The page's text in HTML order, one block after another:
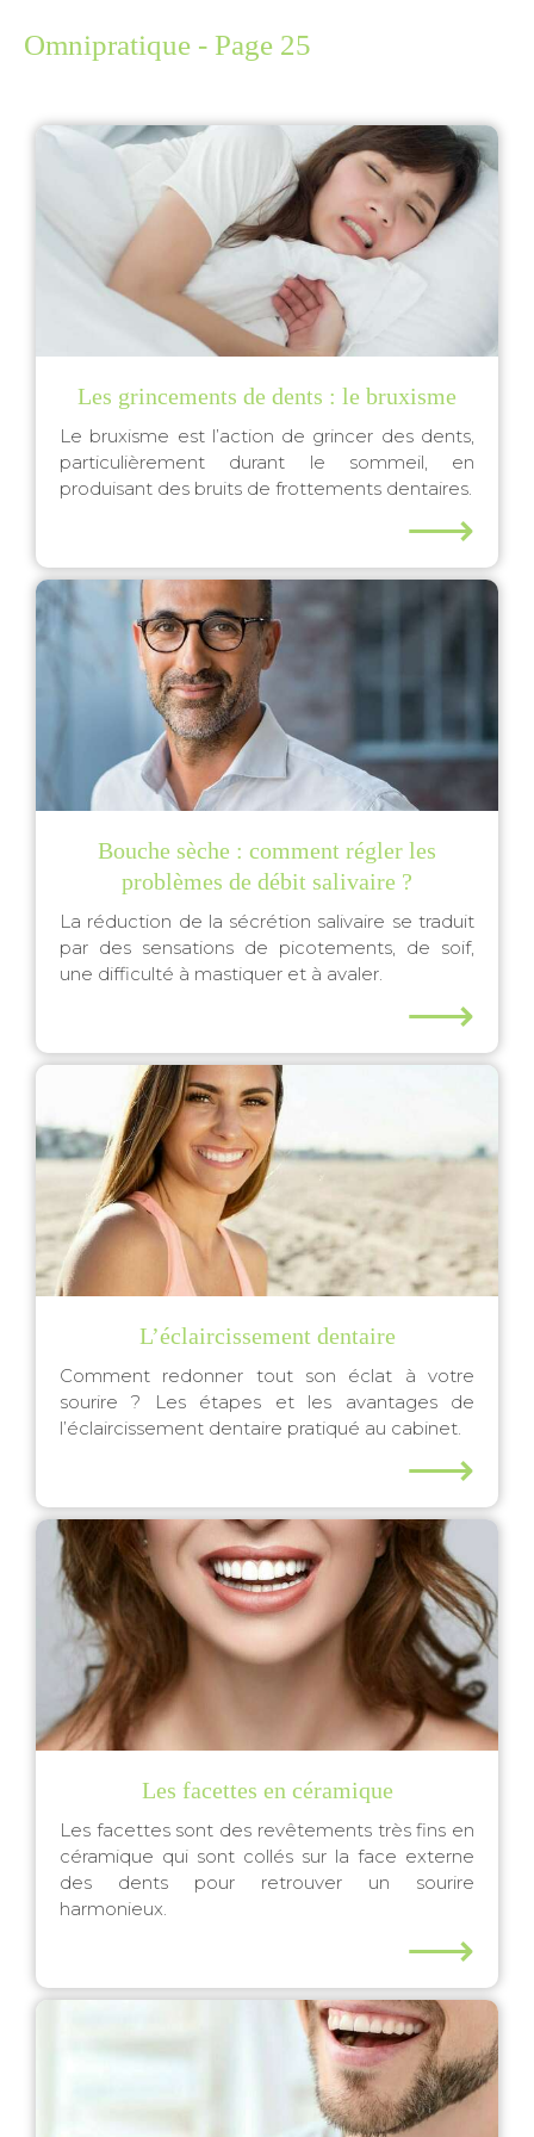
Omnipratique - Page 25
Les grincements de dents : le bruxisme
Le bruxisme est l’action de grincer des dents,
particulièrement durant le sommeil, en
produisant des bruits de frottements dentaires.
⟶
Bouche sèche : comment régler les
problèmes de débit salivaire ?
La réduction de la sécrétion salivaire se traduit
par des sensations de picotements, de soif,
une difficulté à mastiquer et à avaler.
⟶
L’éclaircissement dentaire
Comment redonner tout son éclat à votre
sourire ? Les étapes et les avantages de
l’éclaircissement dentaire pratiqué au cabinet.
⟶
Les facettes en céramique
Les facettes sont des revêtements très fins en
céramique qui sont collés sur la face externe
des dents pour retrouver un sourire
harmonieux.
⟶